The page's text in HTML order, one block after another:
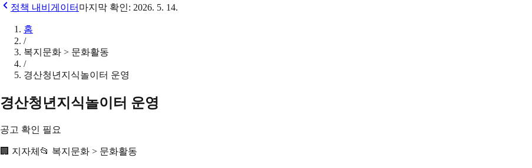
정책 내비게이터 마지막 확인: 2026. 5. 14.
홈
/
복지문화 > 문화활동
/
경산청년지식놀이터 운영
경산청년지식놀이터 운영
공고 확인 필요
🏢 지자체 📂 복지문화 > 문화활동